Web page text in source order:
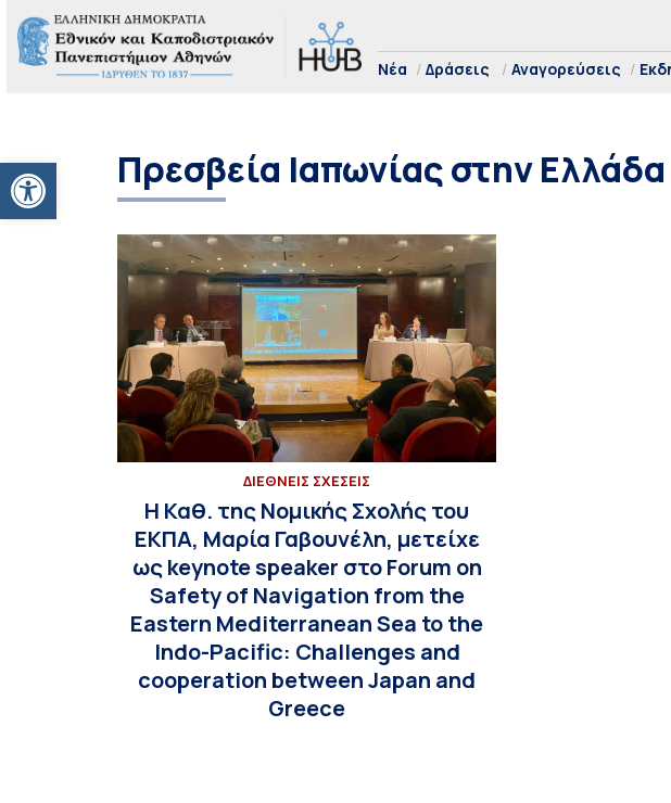
Ανοίξτε τη γραμμή εργαλείων
Νέα Δράσεις Αναγορεύσεις
Πρεσβεία Ιαπωνίας στην Ελλάδα
ΔΙΕΘΝΕΙΣ ΣΧΕΣΕΙΣ
H Καθ. της Νομικής Σχολής του
ΕΚΠΑ, Μαρία Γαβουνέλη, μετείχε
ως keynote speaker στο Forum on
Safety of Navigation from the
Eastern Mediterranean Sea to the
Indo-Pacific: Challenges and
cooperation between Japan and
Greece